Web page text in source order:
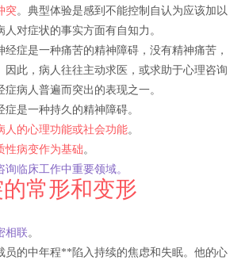
突。典型体验是感到不能控制自认为应该加以
对症状的事实方面有自知力。
经症是一种痛苦的精神障碍，没有精神痛苦，
因此，病人往往主动求医，或求助于心理咨询
病人普遍而突出的表现之一。
症是一种持久的精神障碍。
人的心理功能或社会功能。
性病变作为基础。
临床工作中重要领域。
常形和变形
相联。
员的中年程**陷入持续的焦虑和失眠。他的心